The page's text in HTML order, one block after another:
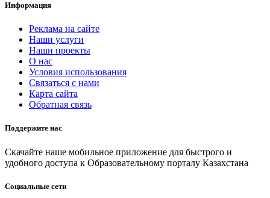
Информация
Реклама на сайте
Наши услуги
Наши проекты
О нас
Условия использования
Связаться с нами
Карта сайта
Обратная связь
Поддержите нас
Скачайте наше мобильное приложение для быстрого и
удобного доступа к Образовательному порталу Казахстана
Социальные сети